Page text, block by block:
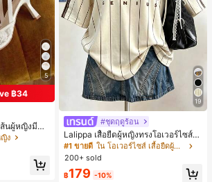
5
฿34
นผู้หญิงมีดอ
สามารถสว
ปแบบโรมัน
ญิง
19
#ชุดฤดูร้อน
Lalippa เสื้อยืดผู้หญิงทรงโอเวอร์ไซส์ค
วามยาวกลาง คอกลม ไหล่ตก ลายพิมพ์
ตัวอักษรและลายทางแนวตั้ง สไตล์แฟชั่
นมินิมอล ของขวัญให้เพื่อน
#1 ขายดี
ใน โอเวอร์ไซส์ เสื้อยืดผู้หญิง
200+ sold
฿179 -10%